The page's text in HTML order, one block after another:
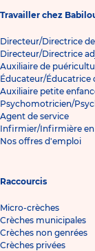
Travailler chez
Directeur/Directrice
Directeur/Directrice
Auxiliaire de
Éducateur/Éducatrice
Auxiliaire petite
Psychomotricien/
Agent de service
Infirmier/Infirmière en
Nos offres d'emploi
Raccourcis
Micro-crèches
Crèches municipales
Crèches non genrées
Crèches privées